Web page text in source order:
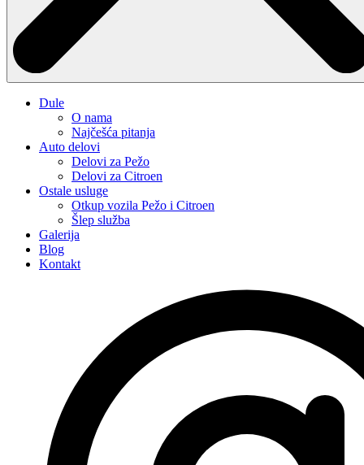
Dule
O nama
Najčešća pitanja
Auto delovi
Delovi za Pežo
Delovi za Citroen
Ostale usluge
Otkup vozila Pežo i Citroen
Šlep služba
Galerija
Blog
Kontakt